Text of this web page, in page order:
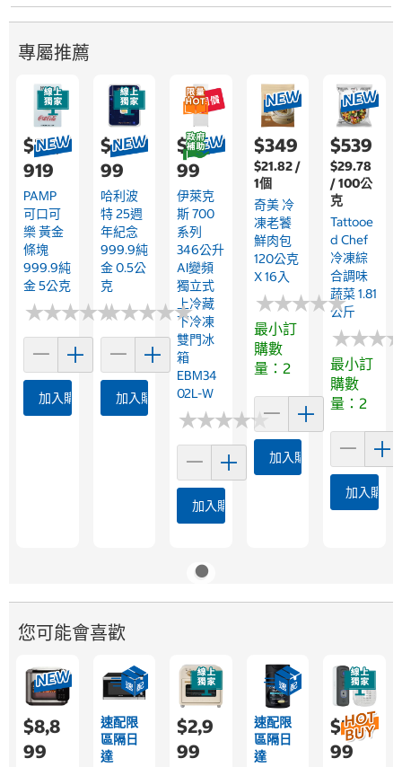
專屬推薦
$24,
919
PAMP
可口可
樂 黃金
條塊
999.9純
金 5公克
★★★★★
★★★★★
加入購物車
$4,0
99
哈利波
特 25週
年紀念
999.9純
金 0.5公
克
★★★★★
★★★★★
加入購物車
$22,9
99
伊萊克
斯 700
系列
346公升
AI變頻
獨立式
上冷藏
下冷凍
雙門冰
箱
EBM34
02L-W
★★★★★
★★★★★
加入購物車
$349
$21.82 /
1個
奇美 冷
凍老饕
鮮肉包
120公克
X 16入
★★★★★
★★★★★
最小訂
購數
量：2
加入購物車
$539
$29.78
/ 100公
克
Tattooe
D Chef
冷凍綜
合調味
蔬菜 1.81
公斤
★★★
★★★
最小訂
購數
量：2
加入購物
您可能會喜歡
$8,8
99
速配限
區隔日
達
$2,9
99
速配限
區隔日
達
$2,9
99